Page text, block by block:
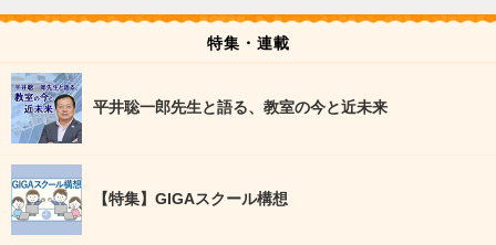
特集・連載
平井聡一郎先生と語る、教室の今と近未来
【特集】GIGAスクール構想